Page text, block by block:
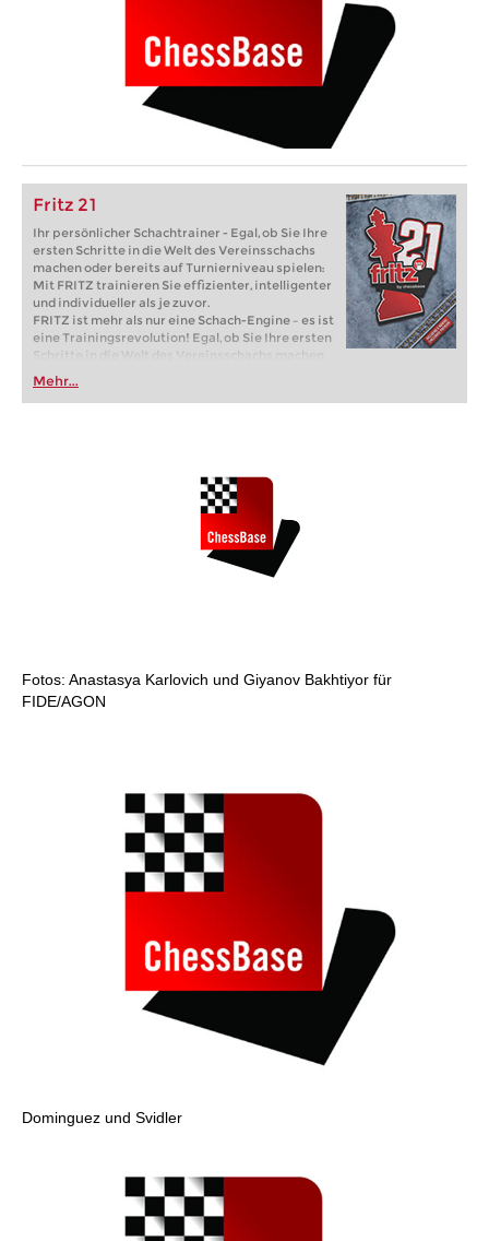
Fritz 21
Ihr persönlicher Schachtrainer - Egal, ob Sie Ihre
ersten Schritte in die Welt des Vereinsschachs
machen oder bereits auf Turnierniveau spielen:
Mit FRITZ trainieren Sie effizienter, intelligenter
und individueller als je zuvor.
FRITZ ist mehr als nur eine Schach-Engine – es ist
eine Trainingsrevolution! Egal, ob Sie Ihre ersten
Schritte in die Welt des Vereinsschachs machen
oder bereits auf Turnierniveau spielen: Mit
FRITZ trainieren Sie effizienter, intelligenter und
individueller als je zuvor.
Mehr...
Fotos: Anastasya Karlovich und Giyanov Bakhtiyor für
FIDE/AGON
Dominguez und Svidler